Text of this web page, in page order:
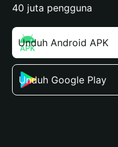
40 juta pengguna
Unduh Android APK
Unduh Google Play